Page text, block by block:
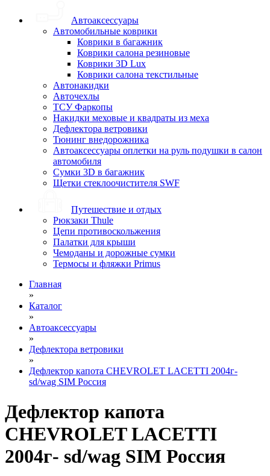
Автоаксессуары
Автомобильные коврики
Коврики в багажник
Коврики салона резиновые
Коврики 3D Lux
Коврики салона текстильные
Автонакидки
Авточехлы
ТСУ Фаркопы
Накидки меховые и квадраты из меха
Дефлектора ветровики
Тюнинг внедорожника
Автоаксессуары оплетки на руль подушки в салон
автомобиля
Сумки 3D в багажник
Щетки стеклоочистителя SWF
Путешествие и отдых
Рюкзаки Thule
Цепи противоскольжения
Палатки для крыши
Чемоданы и дорожные сумки
Термосы и фляжки Primus
Главная
»
Каталог
»
Автоаксессуары
»
Дефлектора ветровики
»
Дефлектор капота CHEVROLET LACETTI 2004г-
sd/wag SIM Россия
Дефлектор капота
CHEVROLET LACETTI
2004г- sd/wag SIM Россия